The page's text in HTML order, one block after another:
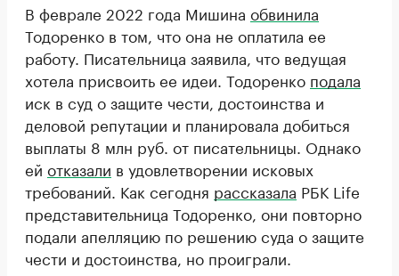
В феврале 2022 года Мишина обвинила
Тодоренко в том, что она не оплатила ее
работу. Писательница заявила, что ведущая
хотела присвоить ее идеи. Тодоренко подала
иск в суд о защите чести, достоинства и
деловой репутации и планировала добиться
выплаты 8 млн руб. от писательницы. Однако
ей отказали в удовлетворении исковых
требований. Как сегодня рассказала РБК Life
представительница Тодоренко, они повторно
подали апелляцию по решению суда о защите
чести и достоинства, но проиграли.